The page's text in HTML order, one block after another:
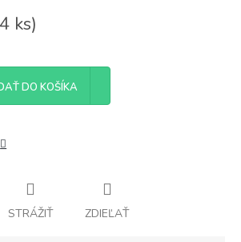
ks)
DO KOŠÍKA
STRÁŽIŤ ZDIEĽAŤ